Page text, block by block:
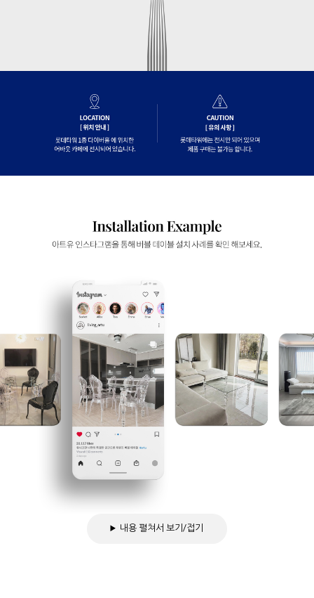
내용 펼쳐서 보기/접기